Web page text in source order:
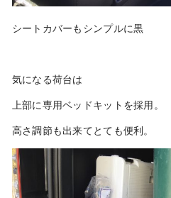
シートカバーもシンプルに黒
気になる荷台は
上部に専用ベッドキットを採用。
高さ調節も出来てとても便利。